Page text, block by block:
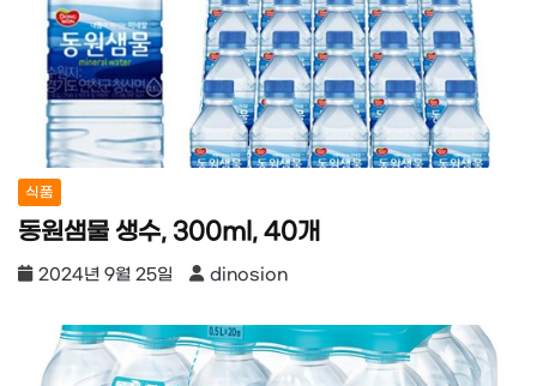
식품
동원샘물 생수, 300ml, 40개
2024년 9월 25일 dinosion